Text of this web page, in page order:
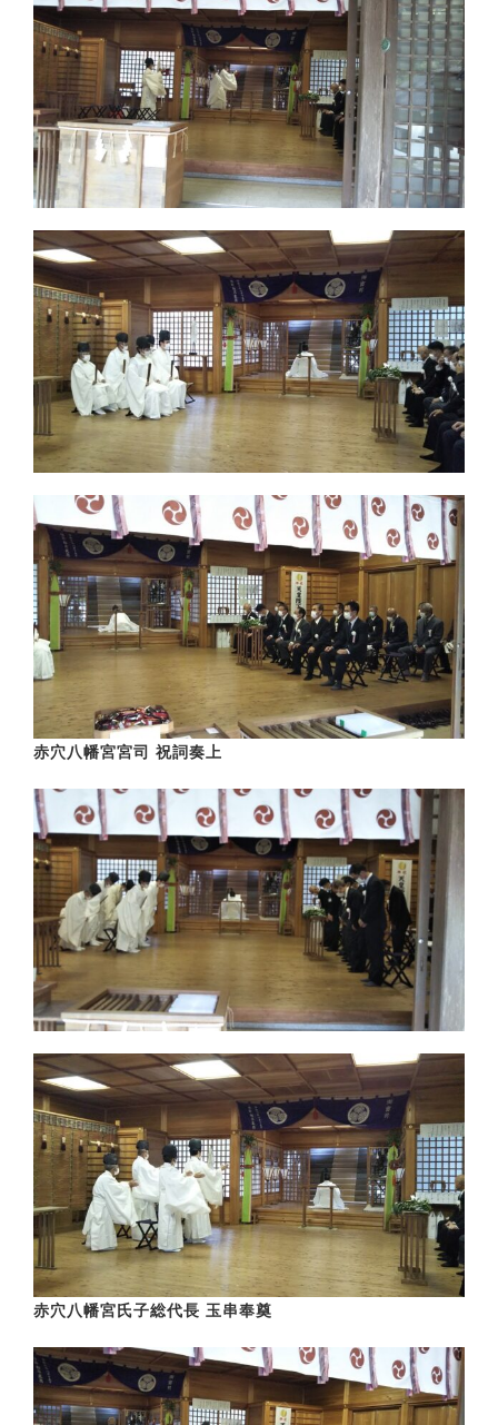
赤穴八幡宮宮司 祝詞奏上
赤穴八幡宮氏子総代長 玉串奉奠